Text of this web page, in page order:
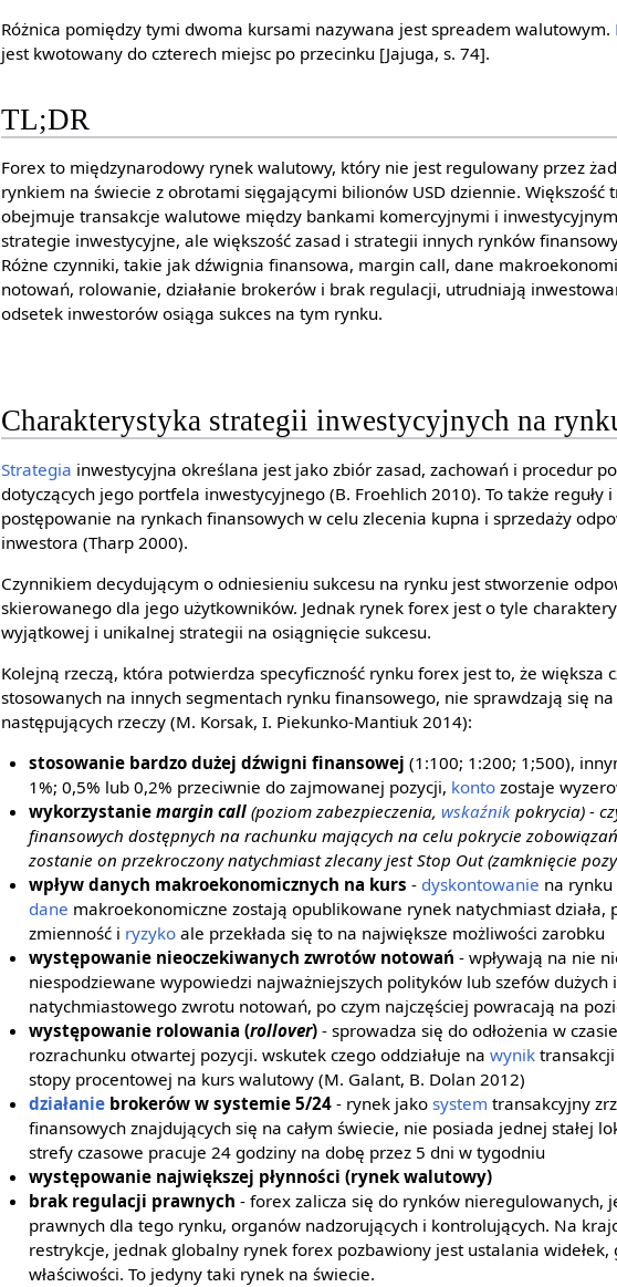
Różnica pomiędzy tymi dwoma kursami nazywana jest spreadem walutowym.
jest kwotowany do czterech miejsc po przecinku [Jajuga, s. 74].
TL;DR
Forex to międzynarodowy rynek walutowy, który nie jest regulowany przez
rynkiem na świecie z obrotami sięgającymi bilionów USD dziennie. Większość
obejmuje transakcje walutowe między bankami komercyjnymi i
strategie inwestycyjne, ale większość zasad i strategii innych rynków
Różne czynniki, takie jak dźwignia finansowa, margin call, dane
notowań, rolowanie, działanie brokerów i brak regulacji, utrudniają
odsetek inwestorów osiąga sukces na tym rynku.
Charakterystyka strategii inwestycyjnych na
Strategia inwestycyjna określana jest jako zbiór zasad, zachowań i procedur
dotyczących jego portfela inwestycyjnego (B. Froehlich 2010). To także reguły
postępowanie na rynkach finansowych w celu zlecenia kupna i sprzedaży
inwestora (Tharp 2000).
Czynnikiem decydującym o odniesieniu sukcesu na rynku jest stworzenie
skierowanego dla jego użytkowników. Jednak rynek forex jest o tyle
wyjątkowej i unikalnej strategii na osiągnięcie sukcesu.
Kolejną rzeczą, która potwierdza specyficzność rynku forex jest to, że większa
stosowanych na innych segmentach rynku finansowego, nie sprawdzają się
następujących rzeczy (M. Korsak, I. Piekunko-Mantiuk 2014):
stosowanie bardzo dużej dźwigni finansowej (1:100; 1:200; 1;500),
1%; 0,5% lub 0,2% przeciwnie do zajmowanej pozycji, kontozostaje
wykorzystanie margin call(poziom zabezpieczenia, wskaźnikpokrycia) -
finansowych dostępnych na rachunku mających na celu pokrycie
zostanie on przekroczony natychmiast zlecany jest Stop Out (zamknięcie
wpływ danych makroekonomicznych na kurs - dyskontowanie na rynku
dane makroekonomiczne zostają opublikowane rynek natychmiast działa,
zmienność i ryzykoale przekłada się to na największe możliwości zarobku
występowanie nieoczekiwanych zwrotów notowań - wpływają na nie
niespodziewane wypowiedzi najważniejszych polityków lub szefów
natychmiastowego zwrotu notowań, po czym najczęściej powracają na
występowanie rolowania (rollover)- sprowadza się do odłożenia w
rozrachunku otwartej pozycji. wskutek czego oddziałuje na wyniktransakcji
stopy procentowej na kurs walutowy (M. Galant, B. Dolan 2012)
działaniebrokerów w systemie 5/24- rynek jako system transakcyjny
finansowych znajdujących się na całym świecie, nie posiada jednej stałej
strefy czasowe pracuje 24 godziny na dobę przez 5 dni w tygodniu
występowanie największej płynności (rynek walutowy)
brak regulacji prawnych - forex zalicza się do rynków nieregulowanych,
prawnych dla tego rynku, organów nadzorujących i kontrolujących. Na
restrykcje, jednak globalny rynek forex pozbawiony jest ustalania widełek,
właściwości. To jedyny taki rynek na świecie.